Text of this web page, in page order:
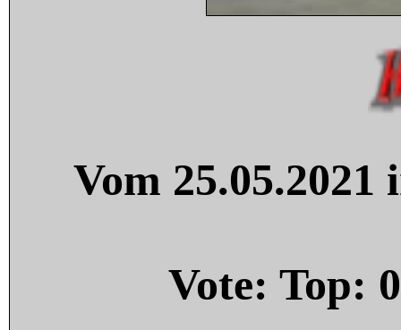
Vom
Vote: Top: 0